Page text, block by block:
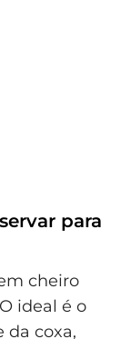
para
cheiro
ideal é o
da coxa,